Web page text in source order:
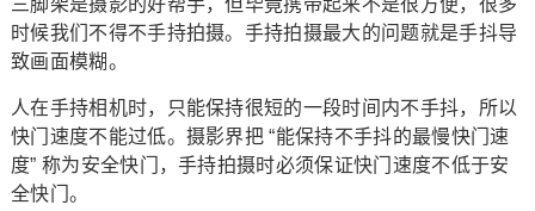
三脚架是摄影的好帮手，但毕竟携带起来不是很方便，很多
时候我们不得不手持拍摄。手持拍摄最大的问题就是手抖导
致画面模糊。
人在手持相机时，只能保持很短的一段时间内不手抖，所以
快门速度不能过低。摄影界把 “能保持不手抖的最慢快门速
度” 称为安全快门，手持拍摄时必须保证快门速度不低于安
全快门。